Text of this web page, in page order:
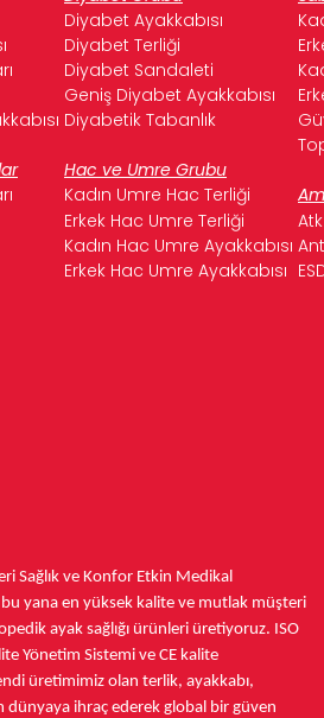
Diyabet Ayakkabısı
Diyabet Terliği
Diyabet Sandaleti
Geniş Diyabet Ayakkabısı
Diyabetik Tabanlık
Hac ve Umre Grubu
Kadın Umre Hac Terliği
Erkek Hac Umre Terliği
Kadın Hac Umre Ayakkabısı
Erkek Hac Umre Ayakkabısı
Sağlık ve Konfor Etkin Medikal
bu yanaen yüksek kalite ve mutlak müşteri
ayak sağlığı ürünleri üretiyoruz. ISO
Yönetim Sistemi ve CE kalite
üretimimiz olan terlik, ayakkabı,
dünyaya ihraç ederek global bir güven